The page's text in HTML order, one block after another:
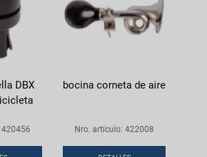
DBX
bocina corneta de aire
Nro. artículo: 422008